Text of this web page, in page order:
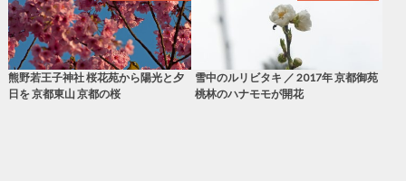
熊野若王子神社 桜花苑から陽光と夕
日を 京都東山 京都の桜
雪中のルリビタキ ／ 2017年 京都御苑
桃林のハナモモが開花